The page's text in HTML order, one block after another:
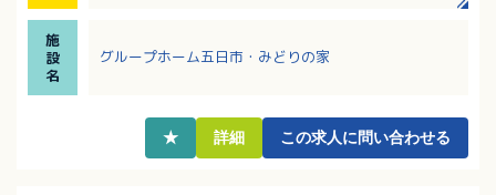
施
設
名
グループホーム五日市・みどりの家
★ 詳細 この求人に問い合わせる